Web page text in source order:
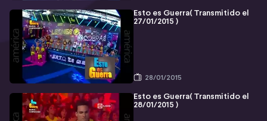
Esto es Guerra( Transmitido el
27/01/2015 )
28/01/2015
Esto es Guerra( Transmitido el
28/01/2015 )